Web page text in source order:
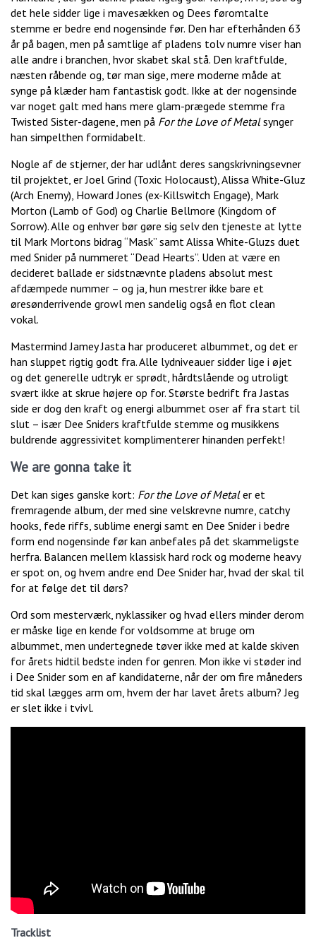
det hele sidder lige i mavesækken og Dees føromtalte
stemme er bedre end nogensinde før. Den har efterhånden 63
år på bagen, men på samtlige af pladens tolv numre viser han
alle andre i branchen, hvor skabet skal stå. Den kraftfulde,
næsten råbende og, tør man sige, mere moderne måde at
synge på klæder ham fantastisk godt. Ikke at der nogensinde
var noget galt med hans mere glam-prægede stemme fra
Twisted Sister-dagene, men på For the Love of Metalsynger
han simpelthen formidabelt.
Nogle af de stjerner, der har udlånt deres sangskrivningsevner
til projektet, er Joel Grind (Toxic Holocaust), Alissa White-Gluz
(Arch Enemy), Howard Jones (ex-Killswitch Engage), Mark
Morton (Lamb of God) og Charlie Bellmore (Kingdom of
Sorrow). Alle og enhver bør gøre sig selv den tjeneste at lytte
til Mark Mortons bidrag “Mask” samt Alissa White-Gluzs duet
med Snider på nummeret “Dead Hearts”. Uden at være en
decideret ballade er sidstnævnte pladens absolut mest
afdæmpede nummer – og ja, hun mestrer ikke bare et
øresønderrivende growl men sandelig også en flot clean
vokal.
Mastermind Jamey Jasta har produceret albummet, og det er
han sluppet rigtig godt fra. Alle lydniveauer sidder lige i øjet
og det generelle udtryk er sprødt, hårdtslående og utroligt
svært ikke at skrue højere op for. Største bedrift fra Jastas
side er dog den kraft og energi albummet oser af fra start til
slut – især Dee Sniders kraftfulde stemme og musikkens
buldrende aggressivitet komplimenterer hinanden perfekt!
We are gonna take it
Det kan siges ganske kort: For the Love of Metaler et
fremragende album, der med sine velskrevne numre, catchy
hooks, fede riffs, sublime energi samt en Dee Snider i bedre
form end nogensinde før kan anbefales på det skammeligste
herfra. Balancen mellem klassisk hard rock og moderne heavy
er spot on, og hvem andre end Dee Snider har, hvad der skal til
for at følge det til dørs?
Ord som mesterværk, nyklassiker og hvad ellers minder derom
er måske lige en kende for voldsomme at bruge om
albummet, men undertegnede tøver ikke med at kalde skiven
for årets hidtil bedste inden for genren. Mon ikke vi støder ind
i Dee Snider som en af kandidaterne, når der om fire måneders
tid skal lægges arm om, hvem der har lavet årets album? Jeg
er slet ikke i tvivl.
Tracklist